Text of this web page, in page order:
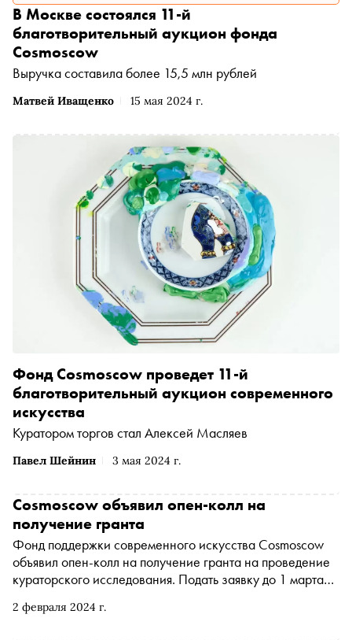
Матвей Иващенко 15 мая 2024 г.
В Москве состоялся 11-й
благотворительный аукцион фонда
Cosmoscow
Выручка составила более 15,5 млн рублей
Павел Шейнин 3 мая 2024 г.
Фонд Cosmoscow проведет 11-й
благотворительный аукцион современного
искусства
Куратором торгов стал Алексей Масляев
2 февраля 2024 г.
Cosmoscow объявил опен-колл на
получение гранта
Фонд поддержки современного искусства Cosmoscow
объявил опен-колл на получение гранта на проведение
кураторского исследования. Подать заявку до 1 марта